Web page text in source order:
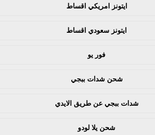
ايتونز امريكي اقساط
ايتونز سعودي اقساط
فور يو
شحن شدات ببجي
شدات ببجي عن طريق الايدي
شحن يلا لودو